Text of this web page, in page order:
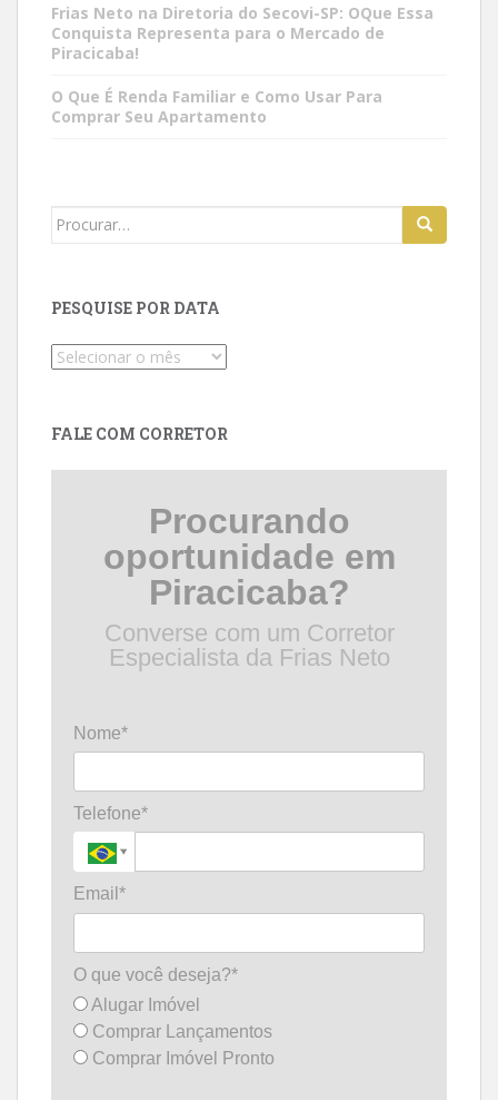
Frias Neto na Diretoria do Secovi-SP: OQue Essa
Conquista Representa para o Mercado de
Piracicaba!
O Que É Renda Familiar e Como Usar Para
Comprar Seu Apartamento
Search
PESQUISE POR DATA
Pesquise
FALE COM CORRETOR
Procurando
oportunidade em
Piracicaba?
Converse com um Corretor
Especialista da Frias Neto
Nome*
Telefone*
Email*
O que você deseja?*
Alugar Imóvel
Comprar Lançamentos
Comprar Imóvel Pronto